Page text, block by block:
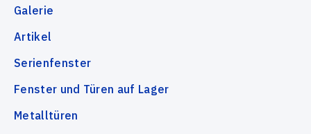
Galerie
Artikel
Serienfenster
Fenster und Türen auf Lager
Metalltüren